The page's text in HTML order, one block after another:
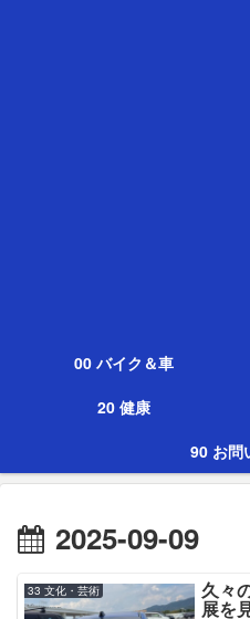
00 バイク＆車
20 健康
90 お問
2025-09-09
33 文化・芸術 久々
展を